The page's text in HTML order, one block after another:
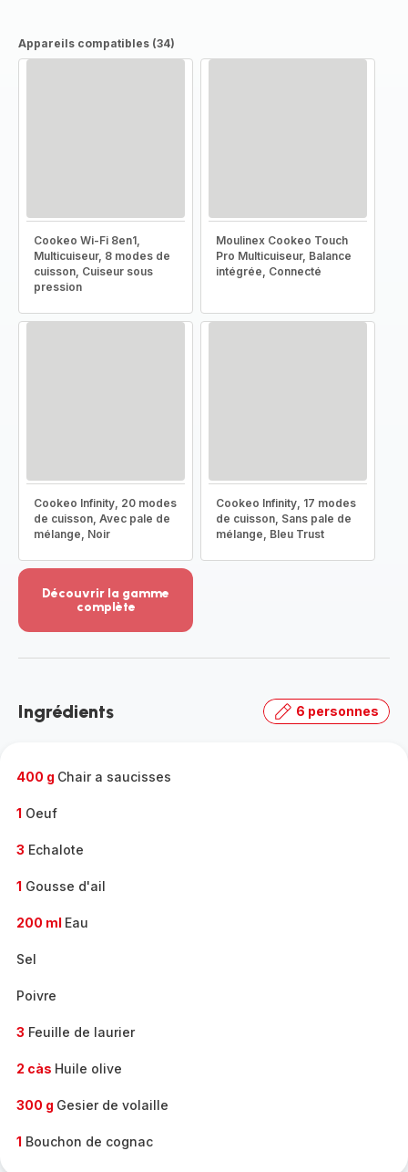
Appareils compatibles (34)
Cookeo Wi-Fi 8en1,
Multicuiseur, 8 modes de
cuisson, Cuiseur sous
pression
Moulinex Cookeo Touch
Pro Multicuiseur, Balance
intégrée, Connecté
Cookeo Infinity, 20 modes
de cuisson, Avec pale de
mélange, Noir
Cookeo Infinity, 17 modes
de cuisson, Sans pale de
mélange, Bleu Trust
Découvrir la gamme
complète
-
gamme
Ingrédients 6 personnes
400 g Chair a saucisses
1 Oeuf
3 Echalote
1 Gousse d'ail
200 ml Eau
Sel
Poivre
3 Feuille de laurier
2 càs Huile olive
300 g Gesier de volaille
1 Bouchon de cognac